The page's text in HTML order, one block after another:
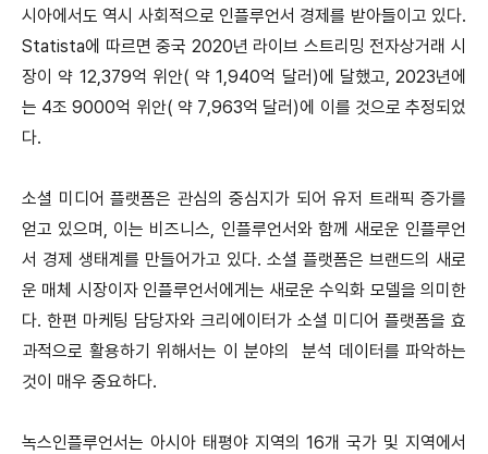
시아에서도 역시 사회적으로 인플루언서 경제를 받아들이고 있다.
Statista에 따르면 중국 2020년 라이브 스트리밍 전자상거래 시
장이 약 12,379억 위안( 약 1,940억 달러)에 달했고, 2023년에
는 4조 9000억 위안( 약 7,963억 달러)에 이를 것으로 추정되었
다.
소셜 미디어 플랫폼은 관심의 중심지가 되어 유저 트래픽 증가를
얻고 있으며, 이는 비즈니스, 인플루언서와 함께 새로운 인플루언
서 경제 생태계를 만들어가고 있다. 소셜 플랫폼은 브랜드의 새로
운 매체 시장이자 인플루언서에게는 새로운 수익화 모델을 의미한
다. 한편 마케팅 담당자와 크리에이터가 소셜 미디어 플랫폼을 효
과적으로 활용하기 위해서는 이 분야의 분석 데이터를 파악하는
것이 매우 중요하다.
녹스인플루언서는 아시아 태평야 지역의 16개 국가 및 지역에서